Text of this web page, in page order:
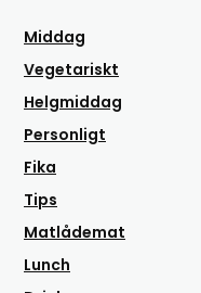
Middag
Vegetariskt
Helgmiddag
Personligt
Fika
Tips
Matlådemat
Lunch